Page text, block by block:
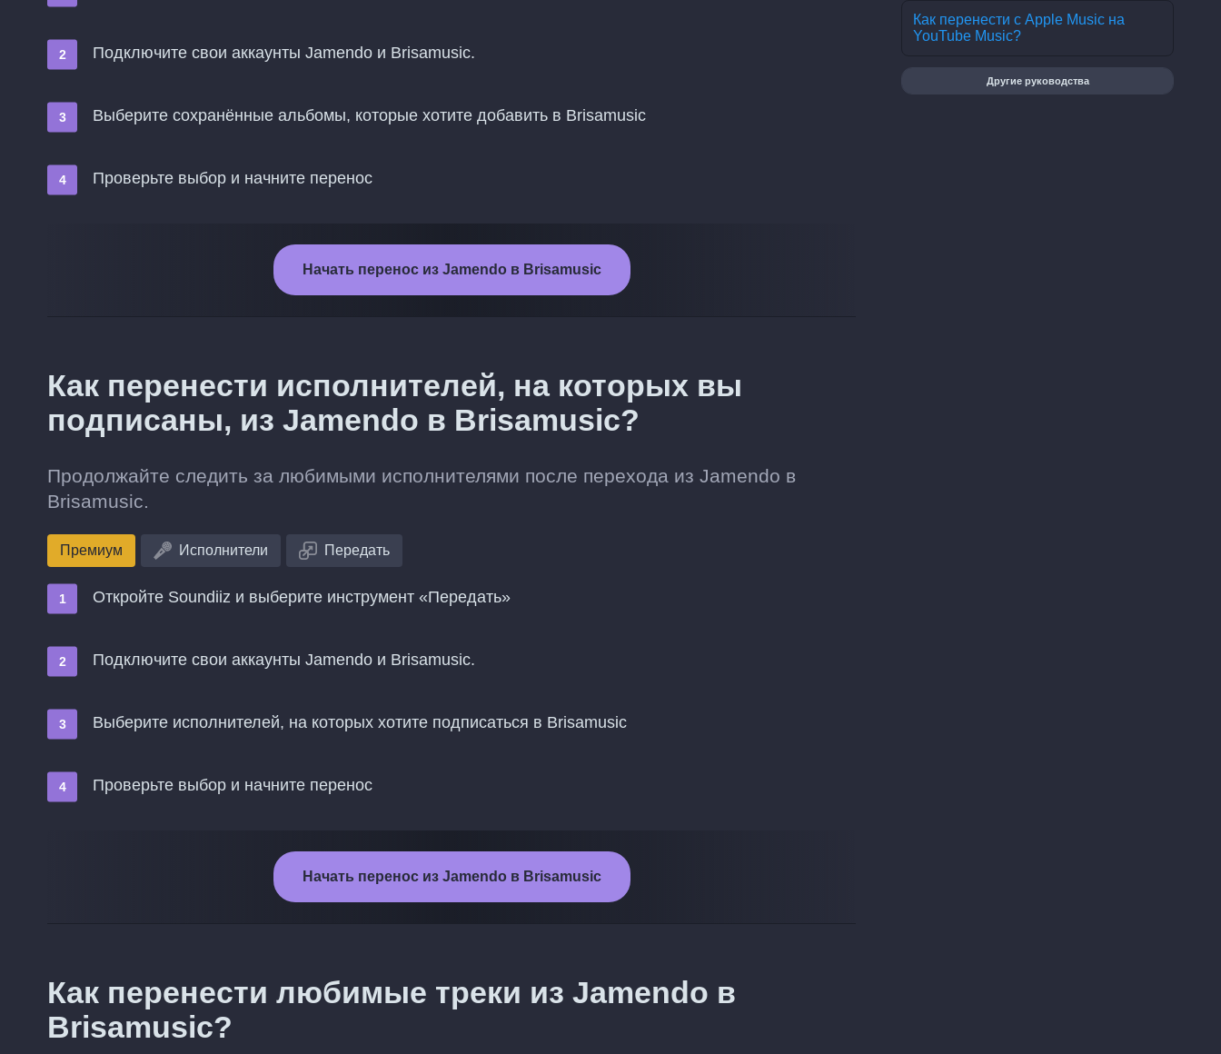
Подключите свои аккаунты Jamendo и Brisamusic.
Выберите сохранённые альбомы, которые хотите добавить в Brisamusic
Проверьте выбор и начните перенос
Начать перенос из Jamendo в Brisamusic
Как перенести исполнителей, на которых вы
подписаны, из Jamendo в Brisamusic?
Продолжайте следить за любимыми исполнителями после перехода из Jamendo в
Brisamusic.
Премиум Исполнители Передать
Откройте Soundiiz и выберите инструмент «Передать»
Подключите свои аккаунты Jamendo и Brisamusic.
Выберите исполнителей, на которых хотите подписаться в Brisamusic
Проверьте выбор и начните перенос
Начать перенос из Jamendo в Brisamusic
Как перенести любимые треки из Jamendo в
Brisamusic?
Как перенести с Apple Music на
YouTube Music?
Другие руководства